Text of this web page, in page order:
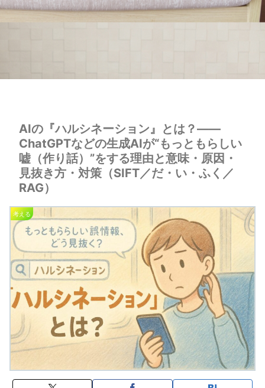
AIの『ハルシネーション』とは？——
ChatGPTなどの生成AIが“もっともらしい
嘘（作り話）”をする理由と意味・原因・
見抜き方・対策（SIFT／だ・い・ふく／
RAG）
考える